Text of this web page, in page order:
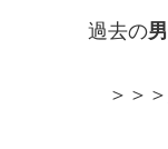
過去の
＞＞＞